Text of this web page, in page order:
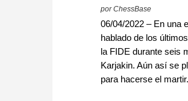
por ChessBase
06/04/2022 – En una
hablado de los
la FIDE durante seis
Karjakin. Aún así se
para hacerse el